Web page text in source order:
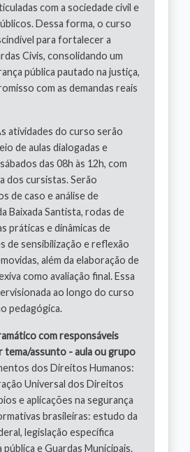
com a sociedade civil e
Dessa forma, o curso
para fortalecer a
Civis, consolidando um
pública pautado na justiça,
com as demandas reais
atividades do curso serão
de aulas dialogadas e
das 08h às 12h, com
dos cursistas. Serão
de caso e análise de
Baixada Santista, rodas de
práticas e dinâmicas de
de sensibilização e reflexão
além da elaboração de
como avaliação final. Essa
ao longo do curso
pedagógica.
com responsáveis
tema/assunto - aula ou grupo
dos Direitos Humanos:
Universal dos Direitos
e aplicações na segurança
brasileiras: estudo da
legislação específica
e Guardas Municipais.